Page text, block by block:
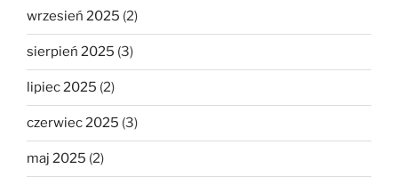
wrzesień 2025 (2)
sierpień 2025 (3)
lipiec 2025 (2)
czerwiec 2025 (3)
maj 2025 (2)